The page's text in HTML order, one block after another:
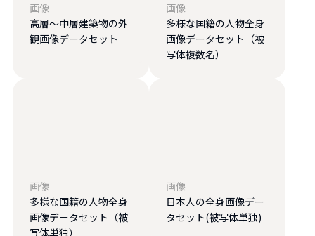
画像
高層〜中層建築物の外
観画像データセット
画像
多様な国籍の人物全身
画像データセット（被
写体複数名）
画像
多様な国籍の人物全身
画像データセット（被
写体単独）
画像
日本人の全身画像デー
タセット(被写体単独)